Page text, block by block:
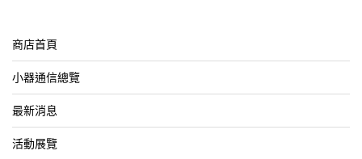
商店首頁
小器通信總覽
最新消息
活動展覽